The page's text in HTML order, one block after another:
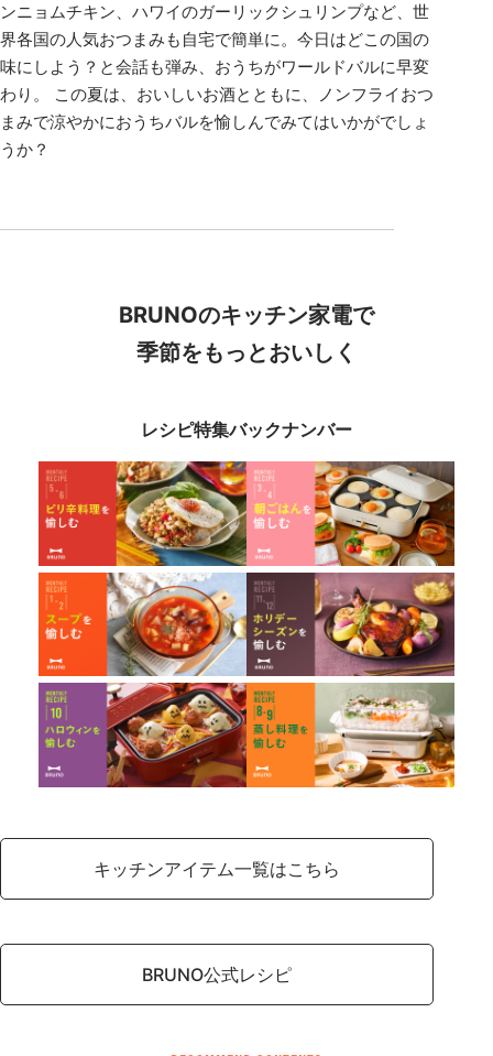
ンニョムチキン、ハワイのガーリックシュリンプなど、世
界各国の人気おつまみも自宅で簡単に。今日はどこの国の
味にしよう？と会話も弾み、おうちがワールドバルに早変
わり。 この夏は、おいしいお酒とともに、ノンフライおつ
まみで涼やかにおうちバルを愉しんでみてはいかがでしょ
うか？
BRUNOのキッチン家電で
季節をもっとおいしく
レシピ特集バックナンバー
キッチンアイテム一覧はこちら
BRUNO公式レシピ